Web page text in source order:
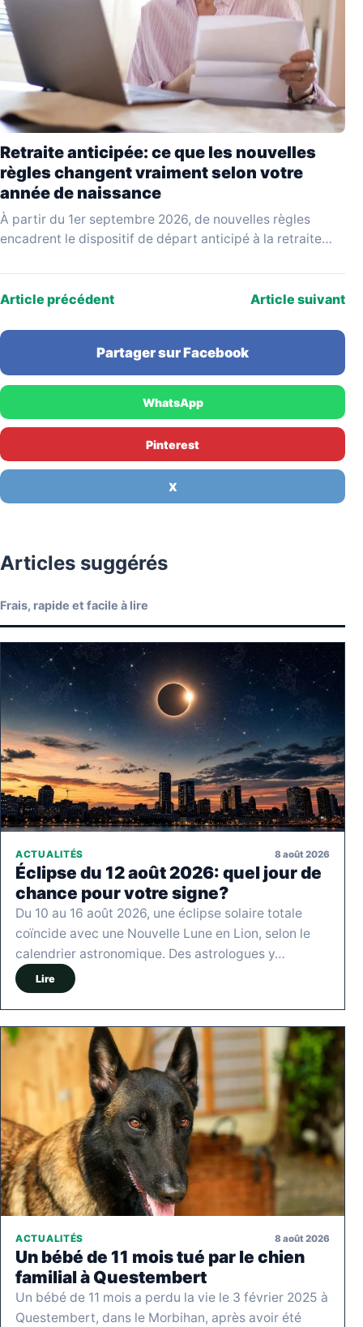
Retraite anticipée: ce que les nouvelles
règles changent vraiment selon votre
année de naissance
À partir du 1er septembre 2026, de nouvelles règles
encadrent le dispositif de départ anticipé à la retraite
Article précédent Article suivant
Partager sur Facebook
WhatsApp
Pinterest
X
Articles suggérés
Frais, rapide et facile à lire
ACTUALITÉS 8 août 2026
Éclipse du 12 août 2026: quel jour de
chance pour votre signe?
Du 10 au 16 août 2026, une éclipse solaire totale
coïncide avec une Nouvelle Lune en Lion, selon le
calendrier astronomique. Des astrologues y…
Lire
ACTUALITÉS 8 août 2026
Un bébé de 11 mois tué par le chien
familial à Questembert
Un bébé de 11 mois a perdu la vie le 3 février 2025 à
Questembert, dans le Morbihan, après avoir été